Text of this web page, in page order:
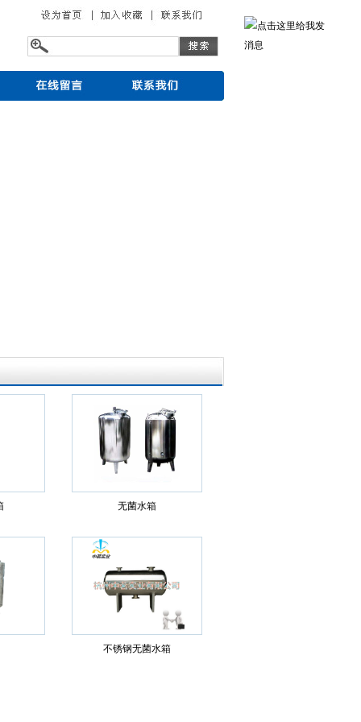
无菌水箱
不锈钢无菌水箱